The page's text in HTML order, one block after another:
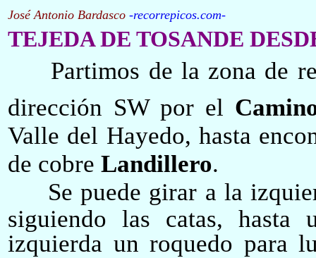
José Antonio Bardasco -recorrepicos.com-
TEJEDA DE TOSANDE
Partimos de la zona de
dirección SW por el
Valle del Hayedo, hasta
de cobre Landillero.
Se puede girar a la
siguiendo las catas,
izquierda un roquedo para